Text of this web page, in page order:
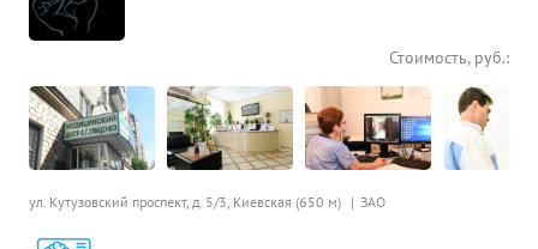
ул. Кутузовский проспект, д. 5/3, Киевская (650 м) ЗАО
Стоимость, руб.: